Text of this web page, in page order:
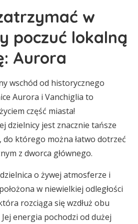
w
poczuć lokalną
Aurora
wschód od historycznego
Aurora i Vanchiglia to
część miasta!
dzielnicy jest znacznie tańsze
do którego można łatwo dotrzeć
z dworca głównego.
o żywej atmosferze i
w niewielkiej odległości
rozciąga się wzdłuż obu
energia pochodzi od dużej